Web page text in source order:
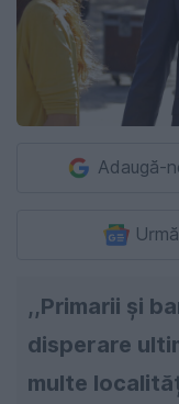
Adaugă-
,,Primarii și
disperare
multe